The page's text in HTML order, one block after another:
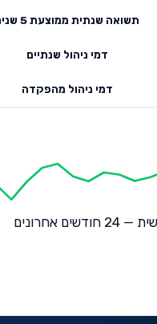
תשואה שנתית ממוצעת 5 שנים
דמי ניהול שנתיים
דמי ניהול מהפקדה
אחרונים